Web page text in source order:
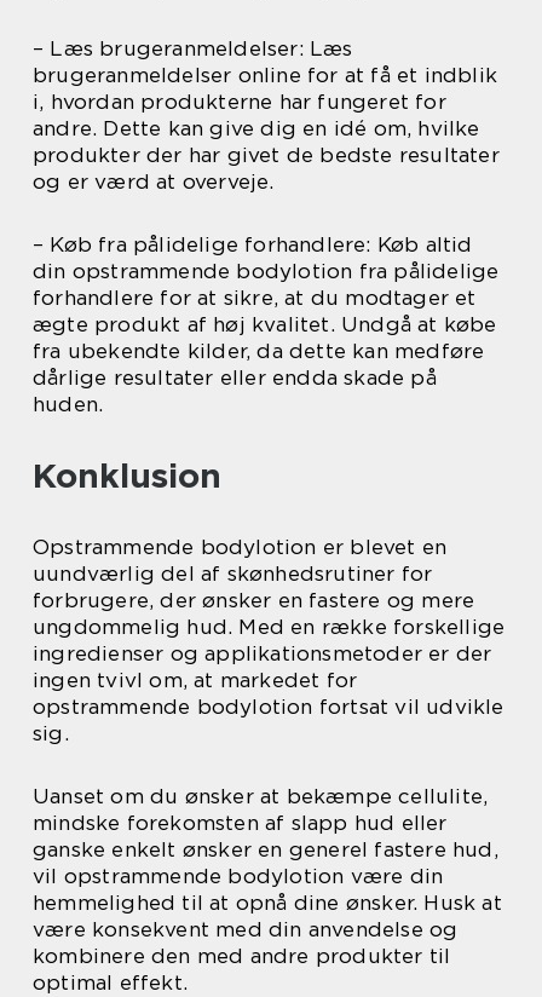
– Læs brugeranmeldelser: Læs
brugeranmeldelser online for at få et indblik
i, hvordan produkterne har fungeret for
andre. Dette kan give dig en idé om, hvilke
produkter der har givet de bedste resultater
og er værd at overveje.
– Køb fra pålidelige forhandlere: Køb altid
din opstrammende bodylotion fra pålidelige
forhandlere for at sikre, at du modtager et
ægte produkt af høj kvalitet. Undgå at købe
fra ubekendte kilder, da dette kan medføre
dårlige resultater eller endda skade på
huden.
Konklusion
Opstrammende bodylotion er blevet en
uundværlig del af skønhedsrutiner for
forbrugere, der ønsker en fastere og mere
ungdommelig hud. Med en række forskellige
ingredienser og applikationsmetoder er der
ingen tvivl om, at markedet for
opstrammende bodylotion fortsat vil udvikle
sig.
Uanset om du ønsker at bekæmpe cellulite,
mindske forekomsten af slapp hud eller
ganske enkelt ønsker en generel fastere hud,
vil opstrammende bodylotion være din
hemmelighed til at opnå dine ønsker. Husk at
være konsekvent med din anvendelse og
kombinere den med andre produkter til
optimal effekt.